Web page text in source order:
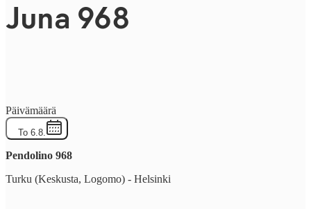
Juna 968
Päivämäärä
To 6.8.
Pendolino 968
Turku (Keskusta, Logomo) - Helsinki